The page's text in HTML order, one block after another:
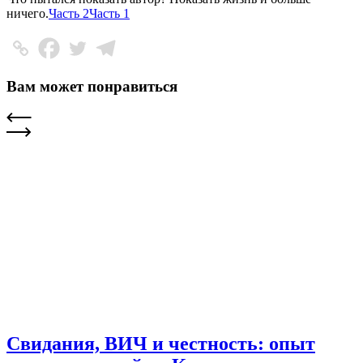
ничего.Часть 2Часть 1
Вам может понравиться
Свидания, ВИЧ и честность: опыт